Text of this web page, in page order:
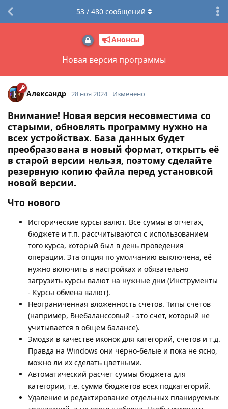
Анонсы
Новая версия программы
53 / 480сообщений
Александр 28 ноя 2024 Изменено
Внимание! Новая версия несовместима со
старыми, обновлять программу нужно на
всех устройствах. База данных будет
преобразована в новый формат, открыть её
в старой версии нельзя, поэтому сделайте
резервную копию файла перед установкой
новой версии.
Что нового
Исторические курсы валют. Все суммы в отчетах,
бюджете и т.п. рассчитываются с использованием
того курса, который был в день проведения
операции. Эта опция по умолчанию выключена, её
нужно включить в настройках и обязательно
загрузить курсы валют на нужные дни (Инструменты
- Курсы обмена валют).
Неограниченная вложенность счетов. Типы счетов
(например, Внебаланссовый - это счет, который не
учитывается в общем балансе).
Эмодзи в качестве иконок для категорий, счетов и т.д.
Правда на Windows они чёрно-белые и пока не ясно,
можно ли их сделать цветными.
Автоматический расчет суммы бюджета для
категории, т.е. сумма бюджетов всех подкатегорий.
Удаление и редактирование отдельных планируемых